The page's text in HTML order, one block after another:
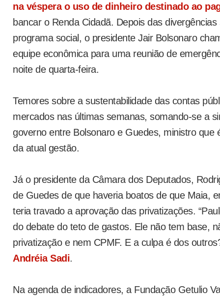
na véspera o uso de dinheiro destinado ao
bancar o Renda Cidadã. Depois das
programa social, o presidente Jair Bolsonaro
equipe econômica para uma reunião de
noite de quarta-feira.
Temores sobre a sustentabilidade das contas
mercados nas últimas semanas, somando-se a
governo entre Bolsonaro e Guedes, ministro que
da atual gestão.
Já o presidente da Câmara dos Deputados,
de Guedes de que haveria boatos de que Maia,
teria travado a aprovação das privatizações.
do debate do teto de gastos. Ele não tem base,
privatização e nem CPMF. E a culpa é dos
Andréia Sadi.
Na agenda de indicadores, a Fundação Getulio